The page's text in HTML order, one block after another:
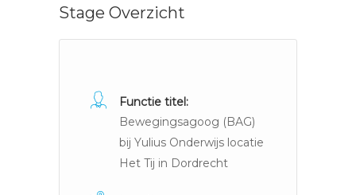
Stage Overzicht
Functie titel:
Bewegingsagoog (BAG)
bij Yulius Onderwijs locatie
Het Tij in Dordrecht